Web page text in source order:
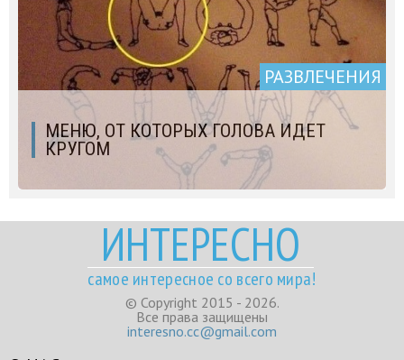
РАЗВЛЕЧЕНИЯ
МЕНЮ, ОТ КОТОРЫХ ГОЛОВА ИДЕТ
КРУГОМ
ИНТЕРЕСНО
самое интересное со всего мира!
© Copyright 2015 - 2026.
Все права защищены
interesno.cc@gmail.com